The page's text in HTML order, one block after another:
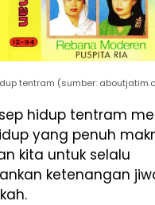
tentram (sumber:
hidup tentram
yang penuh
kita untuk selalu
ketenangan